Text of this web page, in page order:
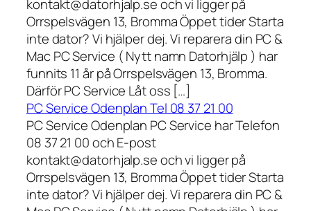
kontakt@datorhjalp.se och vi ligger på
Orrspelsvägen 13, Bromma Öppet tider Starta
inte dator? Vi hjälper dej. Vi reparera din PC &
Mac PC Service ( Nytt namn Datorhjälp ) har
funnits 11 år på Orrspelsvägen 13, Bromma.
Därför PC Service Låt oss […]
PC Service Odenplan Tel 08 37 21 00
PC Service Odenplan PC Service har Telefon
08 37 21 00 och E-post
kontakt@datorhjalp.se och vi ligger på
Orrspelsvägen 13, Bromma Öppet tider Starta
inte dator? Vi hjälper dej. Vi reparera din PC &